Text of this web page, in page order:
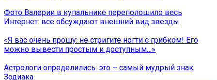
Фото Валерии в купальнике переполошило весь
Интернет: все обсуждают внешний вид звезды
«Я вас очень прошу: не стригите ногти с грибком! Его
можно вывести простым и доступным…»
Астрологи определились: это – самый мудрый знак
Зодиака